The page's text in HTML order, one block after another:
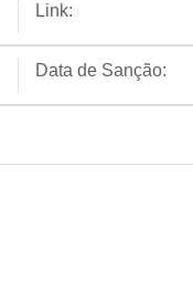
Link:
Data de Sanção: